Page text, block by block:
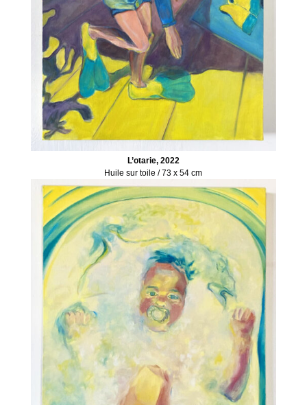
L’otarie, 2022
Huile sur toile / 73 x 54 cm